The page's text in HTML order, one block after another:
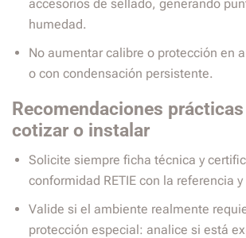
accesorios de sellado, generando
humedad.
No aumentar calibre o protección en
o con condensación persistente.
Recomendaciones
cotizar o instalar
Solicite siempre ficha técnica y
conformidad RETIE con la referencia
Valide si el ambiente realmente
protección especial: analice si está